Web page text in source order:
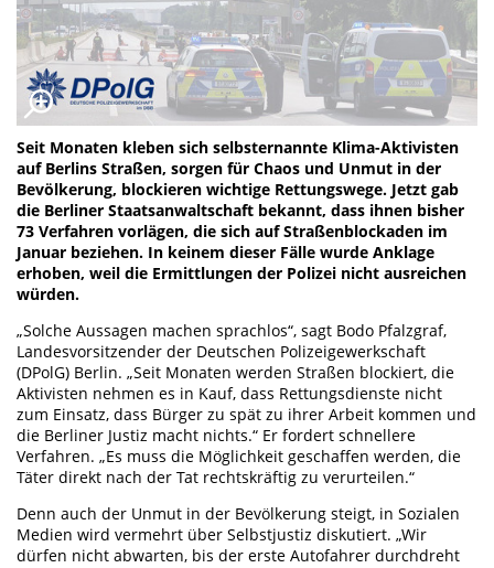
Seit Monaten kleben sich selbsternannte Klima-Aktivisten
auf Berlins Straßen, sorgen für Chaos und Unmut in der
Bevölkerung, blockieren wichtige Rettungswege. Jetzt gab
die Berliner Staatsanwaltschaft bekannt, dass ihnen bisher
73 Verfahren vorlägen, die sich auf Straßenblockaden im
Januar beziehen. In keinem dieser Fälle wurde Anklage
erhoben, weil die Ermittlungen der Polizei nicht ausreichen
würden.
„Solche Aussagen machen sprachlos“, sagt Bodo Pfalzgraf,
Landesvorsitzender der Deutschen Polizeigewerkschaft
(DPolG) Berlin. „Seit Monaten werden Straßen blockiert, die
Aktivisten nehmen es in Kauf, dass Rettungsdienste nicht
zum Einsatz, dass Bürger zu spät zu ihrer Arbeit kommen und
die Berliner Justiz macht nichts.“ Er fordert schnellere
Verfahren. „Es muss die Möglichkeit geschaffen werden, die
Täter direkt nach der Tat rechtskräftig zu verurteilen.“
Denn auch der Unmut in der Bevölkerung steigt, in Sozialen
Medien wird vermehrt über Selbstjustiz diskutiert. „Wir
dürfen nicht abwarten, bis der erste Autofahrer durchdreht